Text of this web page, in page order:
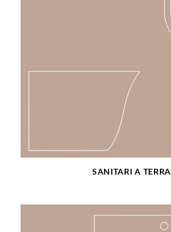
SANITARI A TERRA